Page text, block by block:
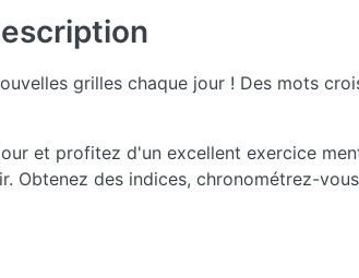
grilles chaque jour ! Des mots
et profitez d'un excellent exercice
Obtenez des indices, chronométrez-